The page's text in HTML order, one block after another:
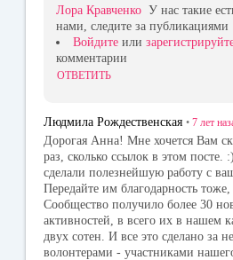
Лора Кравченко У нас такие
нами, следите за публикациями
Войдите или
комментарии
ОТВЕТИТЬ
Людмила Рождественская • 7 лет
Дорогая Анна! Мне хочется Вам
раз, сколько ссылок в этом посте.
сделали полезнейшую работу с
Передайте им благодарность
Сообщество получило более 30
активностей, в всего их в нашем
двух сотен. И все это сделано за
волонтерами - участниками